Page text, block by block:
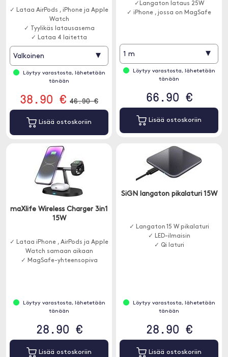
✓ Lataa AirPods , iPhone ja Apple
Watch
✓ Tyylikäs latausasema
✓ Lataa 4 laitetta
Valkoinen ▾
Löytyy varastosta, lähetetään
tänään
38.90 € 46.90 €
Lisää ostoskoriin
✓Langaton lataus 25W
✓ iPhone , jossa on MagSafe
1 m ▾
Löytyy varastosta, lähetetään
tänään
66.90 €
Lisää ostoskoriin
maXlife Wireless Charger 3in1
15W
✓ Lataa iPhone , AirPods ja Apple
Watch samaan aikaan
✓ MagSafe-yhteensopiva
Löytyy varastosta, lähetetään
tänään
28.90 €
Lisää ostoskoriin
SiGN langaton pikalaturi 15W
✓ Langaton 15 W pikalaturi
✓ LED-ilmaisin
✓ Qi laturi
Löytyy varastosta, lähetetään
tänään
28.90 €
Lisää ostoskoriin